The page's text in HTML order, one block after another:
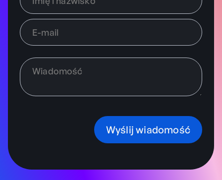
Wyślij wiadomość